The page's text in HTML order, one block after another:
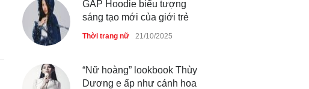
sáng tạo mới của giới trẻ
Thời trang nữ 21/10/2025
GAP Hoodie biểu tượng
sáng tạo mới của giới trẻ
Thời trang nữ 21/10/2025
“Nữ hoàng” lookbook Thùy
Dương e ấp như cánh hoa